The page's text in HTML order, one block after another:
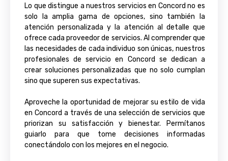
Lo que distingue a nuestros servicios en Concord no es
solo la amplia gama de opciones, sino también la
atención personalizada y la atención al detalle que
ofrece cada proveedor de servicios. Al comprender que
las necesidades de cada individuo son únicas, nuestros
profesionales de servicio en Concord se dedican a
crear soluciones personalizadas que no solo cumplan
sino que superen sus expectativas.
Aproveche la oportunidad de mejorar su estilo de vida
en Concord a través de una selección de servicios que
priorizan su satisfacción y bienestar. Permítanos
guiarlo para que tome decisiones informadas
conectándolo con los mejores en el negocio.